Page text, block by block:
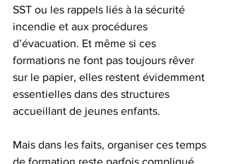
SST ou les rappels liés à la sécurité
incendie et aux procédures
d’évacuation. Et même si ces
formations ne font pas toujours rêver
sur le papier, elles restent évidemment
essentielles dans des structures
accueillant de jeunes enfants.
Mais dans les faits, organiser ces temps